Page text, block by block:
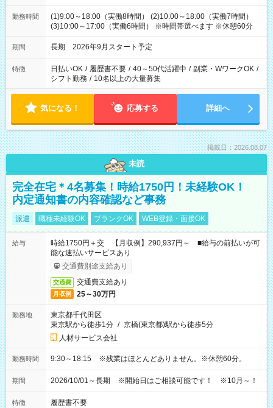
勤務時間
(1)9:00～18:00（実働8時間） (2)10:00～18:00（実働7時間）
(3)10:00～17:00（実働6時間） ※時間帯選べます ※休憩60分
期間 長期 2026年9月スタート予定
特徴 日払いOK / 履歴書不要 / 40～50代活躍中 / 副業・WワークOK /
シフト勤務 / 10名以上の大量募集
気になる！ 応募する 詳細へ
掲載日：2026.08.07
未読
完全在宅＊4名募集！時給1750円！未経験OK！
内定通知書の内容確認など事務
派遣 職種未経験OK ブランクOK WEB登録・面接OK
給与
時給1750円＋交 【月収例】290,937円～ ■給与の前払いが可
能な速払いサービスあり
交通費別途支給あり
交通費 交通費支給あり
月収例 25～30万円
勤務地
東京都千代田区
東京駅から徒歩1分 / 京橋(東京都)駅から徒歩5分
人材サービス会社
勤務時間 9:30～18:15 ※残業はほとんどありません。※休憩60分。
期間 2026/10/01～長期 ※開始日はご相談可能です！ ※10月～！
特徴 履歴書不要